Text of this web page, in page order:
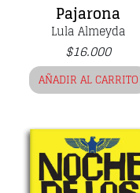
Pajarona
$16.000
Lula Almeyda
AÑADIR AL CARRITO